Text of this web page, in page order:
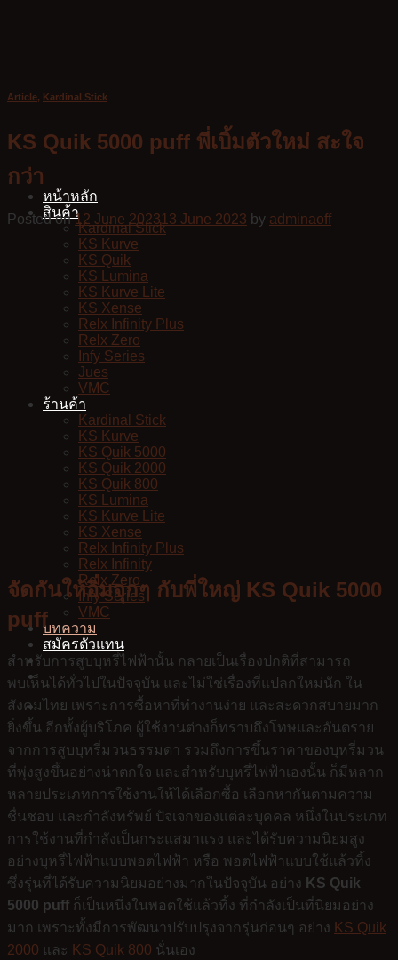
หน้าหลัก
สินค้า
Kardinal Stick
KS Kurve
KS Quik
KS Lumina
KS Kurve Lite
KS Xense
Relx Infinity Plus
Relx Zero
Infy Series
Jues
VMC
ร้านค้า
Kardinal Stick
KS Kurve
KS Quik 5000
KS Quik 2000
KS Quik 800
KS Lumina
KS Kurve Lite
KS Xense
Relx Infinity Plus
Relx Infinity
Relx Zero
Infy Series
VMC
บทความ
สมัครตัวแทน
Article, Kardinal Stick
KS Quik 5000 puff พี่เบิ้มตัวใหม่ สะใจ
กว่า
Posted on12 June 202313 June 2023 by adminaoff
จัดกันให้อิ่มจุกๆ กับพี่ใหญ่ KS Quik 5000
puff
สำหรับการสูบบุหรี่ไฟฟ้านั้น กลายเป็นเรื่องปกติที่สามารถ
พบเห็นได้ทั่วไปในปัจจุบัน และไม่ใช่เรื่องที่แปลกใหม่นัก ใน
สังคมไทย เพราะการซื้อหาที่ทำงานง่าย และสะดวกสบายมาก
ยิ่งขึ้น อีกทั้งผู้บริโภค ผู้ใช้งานต่างก็ทราบถึงโทษและอันตราย
จากการสูบบุหรี่มวนธรรมดา รวมถึงการขึ้นราคาของบุหรี่มวน
ที่พุ่งสูงขึ้นอย่างน่าตกใจ และสำหรับบุหรี่ไฟฟ้าเองนั้น ก็มีหลาก
หลายประเภทการใช้งานให้ได้เลือกซื้อ เลือกหากันตามความ
ชื่นชอบ และกำลังทรัพย์ ปัจเจกของแต่ละบุคคล หนึ่งในประเภท
การใช้งานที่กำลังเป็นกระแสมาแรง และได้รับความนิยมสูง
อย่างบุหรี่ไฟฟ้าแบบพอตไฟฟ้า หรือ พอตไฟฟ้าแบบใช้แล้วทิ้ง
ซึ่งรุ่นที่ได้รับความนิยมอย่างมากในปัจจุบัน อย่าง KS Quik
5000 puff ก็เป็นหนึ่งในพอตใช้แล้วทิ้ง ที่กำลังเป็นที่นิยมอย่าง
มาก เพราะทั้งมีการพัฒนาปรับปรุงจากรุ่นก่อนๆ อย่าง KS Quik
2000 และ KS Quik 800 นั่นเอง